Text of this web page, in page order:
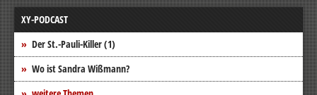
XY-PODCAST
Der St.-Pauli-Killer (1)
Wo ist Sandra Wißmann?